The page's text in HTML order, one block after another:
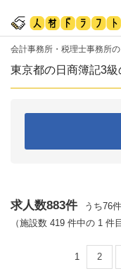
会計事務所・税理士事務所
東京都の日商簿記3
求人数883件
うち76
（施設数 419 件中の 1 件
1 2